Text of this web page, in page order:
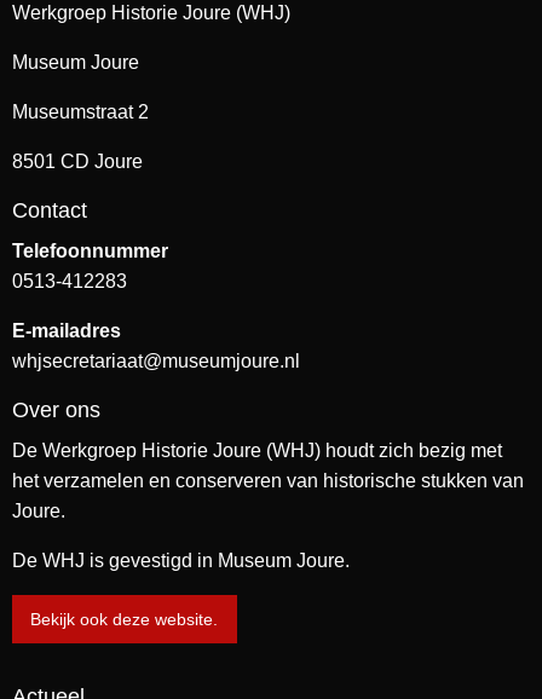
Werkgroep Historie Joure (WHJ)
Museum Joure
Museumstraat 2
8501 CD Joure
Contact
Telefoonnummer
0513-412283
E-mailadres
whjsecretariaat@museumjoure.nl
Over ons
De Werkgroep Historie Joure (WHJ) houdt zich bezig met
het verzamelen en conserveren van historische stukken van
Joure.
De WHJ is gevestigd in Museum Joure.
Bekijk ook deze website.